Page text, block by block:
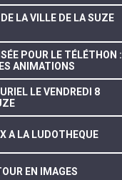
LA VILLE DE LA SUZE
POUR LE TÉLÉTHON :
ANIMATIONS
LE VENDREDI 8
A LA LUDOTHEQUE
EN IMAGES